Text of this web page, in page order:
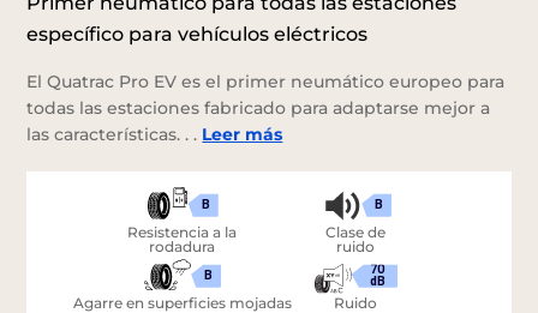
específico para vehículos eléctricos
El Quatrac Pro EV es el primer neumático europeo para
todas las estaciones fabricado para adaptarse mejor a
las características. . . Leer más
B
Resistencia a la
rodadura
B
Agarre en superficies mojadas
B
Clase de
ruido
70
dB
Ruido